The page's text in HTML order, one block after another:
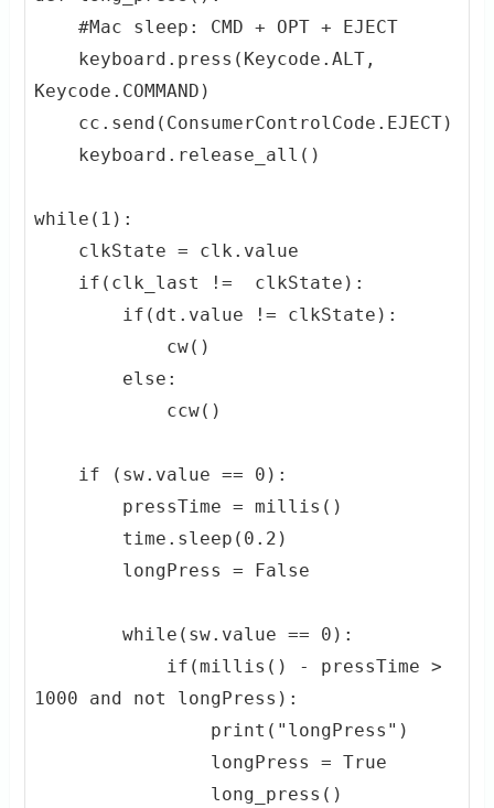
    #Mac sleep: CMD + OPT + EJECT
Keycode.COMMAND)
while(1):
        while(sw.value == 0):
1000 and not longPress):